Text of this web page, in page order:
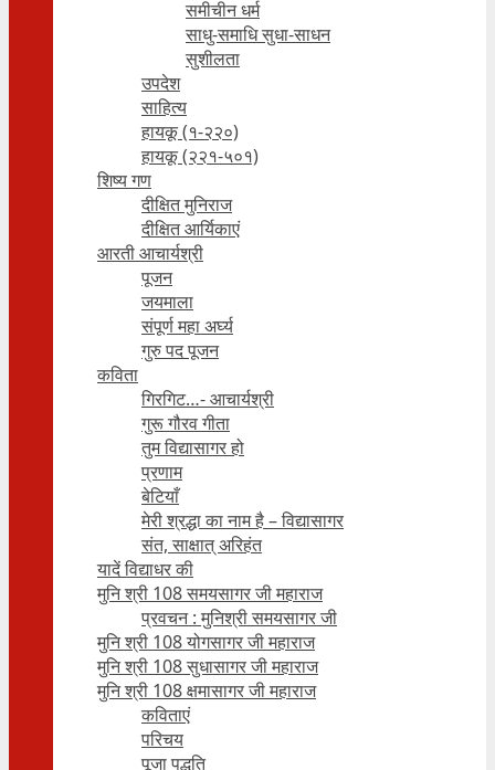
समीचीन धर्म
साधु-समाधि सुधा-साधन
सुशीलता
उपदेश
साहित्य
हायकू (१‍-२२०)
हायकू (२२१-५०१)
शिष्य गण
दीक्षित मुनिराज
दीक्षित आर्यिकाएं
आरती आचार्यश्री
पूजन
जयमाला
संपूर्ण महा अर्घ्य
गुरु पद पूजन
कविता
गिरगिट…- आचार्यश्री
गुरू गौरव गीता
तुम विद्यासागर हो
प्रणाम
बेटियाँ
मेरी श्रद्धा का नाम है – विद्यासागर
संत, साक्षात् अरिहंत
यादें विद्याधर की
मुनि श्री 108 समयसागर जी महाराज
प्रवचन : मुनिश्री समयसागर जी
मुनि श्री 108 योगसागर जी महाराज
मुनि श्री 108 सुधासागर जी महाराज
मुनि श्री 108 क्षमासागर जी महाराज
कविताएं
परिचय
पूजा पद्धति